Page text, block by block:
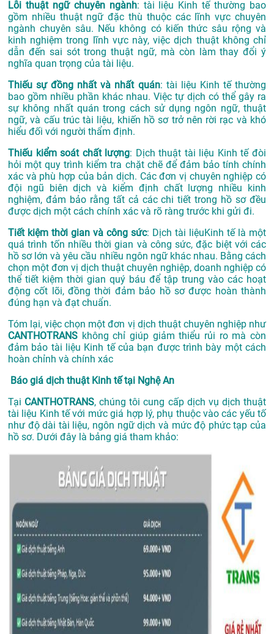
Lỗi thuật ngữ chuyên ngành: tài liệu Kinh tế thường bao
gồm nhiều thuật ngữ đặc thù thuộc các lĩnh vực chuyên
ngành chuyên sâu. Nếu không có kiến thức sâu rộng và
kinh nghiệm trong lĩnh vực này, việc dịch thuật không chỉ
dẫn đến sai sót trong thuật ngữ, mà còn làm thay đổi ý
nghĩa quan trọng của tài liệu.
Thiếu sự đồng nhất và nhất quán: tài liệu Kinh tế thường
bao gồm nhiều phần khác nhau. Việc tự dịch có thể gây ra
sự không nhất quán trong cách sử dụng ngôn ngữ, thuật
ngữ, và cấu trúc tài liệu, khiến hồ sơ trở nên rời rạc và khó
hiểu đối với người thẩm định.
Thiếu kiểm soát chất lượng: Dịch thuật tài liệu Kinh tế đòi
hỏi một quy trình kiểm tra chặt chẽ để đảm bảo tính chính
xác và phù hợp của bản dịch. Các đơn vị chuyên nghiệp có
đội ngũ biên dịch và kiểm định chất lượng nhiều kinh
nghiệm, đảm bảo rằng tất cả các chi tiết trong hồ sơ đều
được dịch một cách chính xác và rõ ràng trước khi gửi đi.
Tiết kiệm thời gian và công sức: Dịch tài liệuKinh tế là một
quá trình tốn nhiều thời gian và công sức, đặc biệt với các
hồ sơ lớn và yêu cầu nhiều ngôn ngữ khác nhau. Bằng cách
chọn một đơn vị dịch thuật chuyên nghiệp, doanh nghiệp có
thể tiết kiệm thời gian quý báu để tập trung vào các hoạt
động cốt lõi, đồng thời đảm bảo hồ sơ được hoàn thành
đúng hạn và đạt chuẩn.
Tóm lại, việc chọn một đơn vị dịch thuật chuyên nghiệp như
CANTHOTRANS không chỉ giúp giảm thiểu rủi ro mà còn
đảm bảo tài liệu Kinh tế của bạn được trình bày một cách
hoàn chỉnh và chính xác
Báo giá dịch thuật Kinh tế tại Nghệ An
Tại CANTHOTRANS, chúng tôi cung cấp dịch vụ dịch thuật
tài liệu Kinh tế với mức giá hợp lý, phụ thuộc vào các yếu tố
như độ dài tài liệu, ngôn ngữ dịch và mức độ phức tạp của
hồ sơ. Dưới đây là bảng giá tham khảo: